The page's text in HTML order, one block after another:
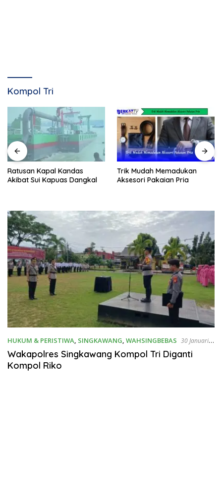
Kompol Tri
Ratusan Kapal Kandas
Akibat Sui Kapuas Dangkal
Trik Mudah Memadukan
Aksesori Pakaian Pria
HUKUM & PERISTIWA, SINGKAWANG, WAHSINGBEBAS 30 Januari
2025
Wakapolres Singkawang Kompol Tri Diganti
Kompol Riko